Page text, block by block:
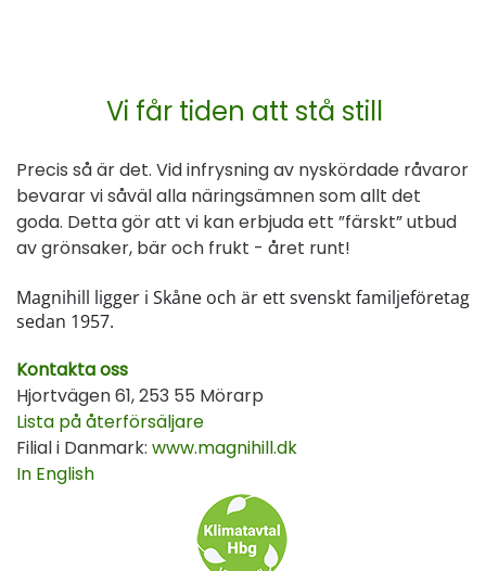
Vi får tiden att stå still
Precis så är det. Vid infrysning av nyskördade råvaror
bevarar vi såväl alla näringsämnen som allt det
goda. Detta gör att vi kan erbjuda ett ”färskt” utbud
av grönsaker, bär och frukt - året runt!
Magnihill ligger i Skåne och är ett svenskt familjeföretag
sedan 1957.
Kontakta oss
Hjortvägen 61, 253 55 Mörarp
Lista på återförsäljare
Filial i Danmark: www.magnihill.dk
In English